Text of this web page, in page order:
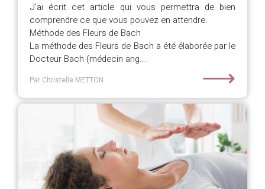
J’ai écrit cet article qui vous permettra de bien
comprendre ce que vous pouvez en attendre.
Méthode des Fleurs de Bach
La méthode des Fleurs de Bach a été élaborée par le
Docteur Bach (médecin ang...
Par Christelle METTON ⟶